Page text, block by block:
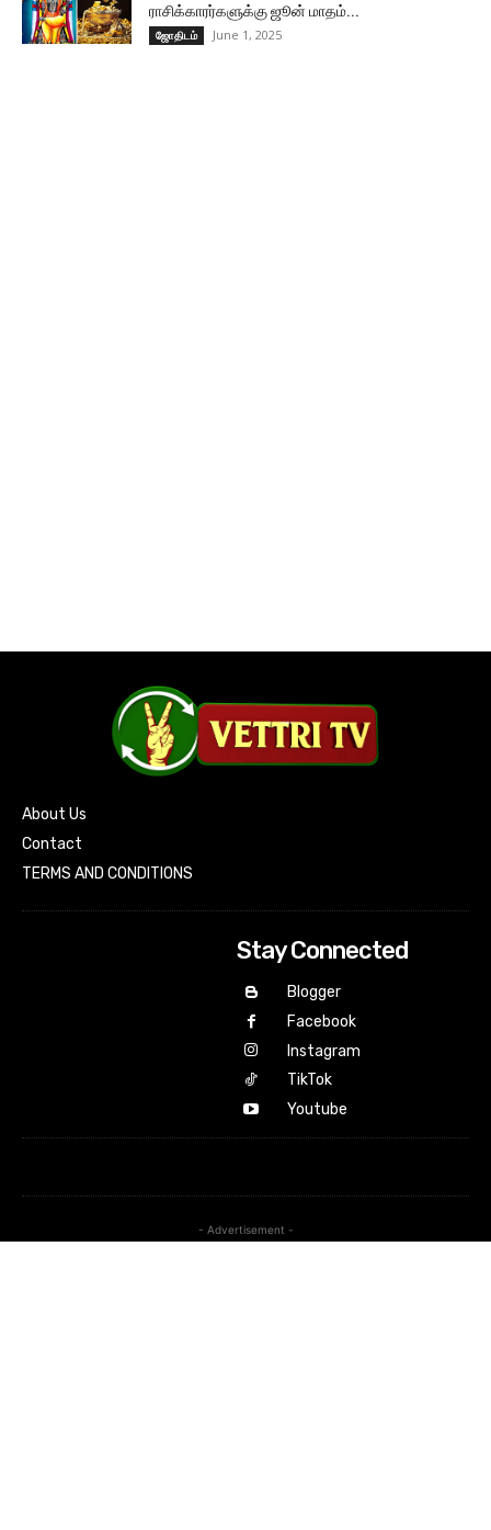
ராசிக்காரர்களுக்கு ஜூன் மாதம்...
ஜோதிடம் June 1, 2025
About Us
Contact
TERMS AND CONDITIONS
Stay Connected
Blogger
Facebook
Instagram
TikTok
Youtube
- Advertisement -